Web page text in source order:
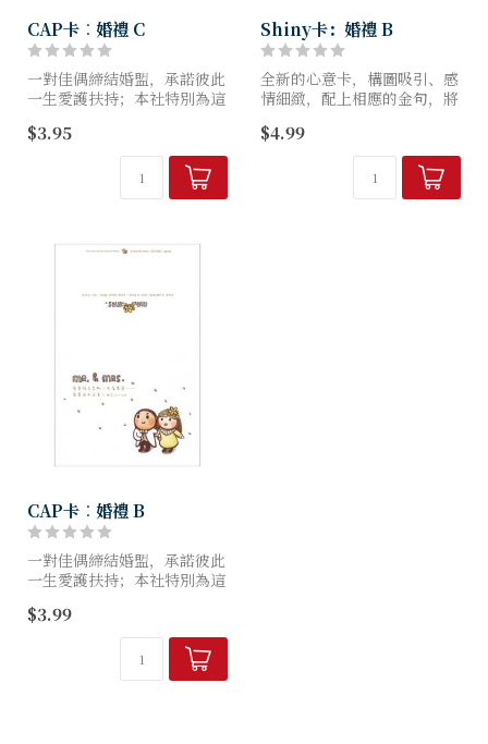
CAP卡︰婚禮 C
一對佳偶締結婚盟，承諾彼此
一生愛護扶持；本社特別為這
卡，讓你藉著聖經動人的字
句，把從上帝而來的愛和祝福
定格在美麗溫馨的畫面裡。
$3.95
Shiny卡：婚禮 B
全新的心意卡，構圖吸引、感
情細緻，配上相應的金句，將
他們的日子帶來光亮閃閃！
尺寸（闊x高mm）：150...
$4.99
CAP卡︰婚禮 B
一對佳偶締結婚盟，承諾彼此
一生愛護扶持；本社特別為這
卡，讓你藉著聖經動人的字
句，把從上帝而來的愛和祝福
定格在美麗溫馨的畫面裡。
$3.99